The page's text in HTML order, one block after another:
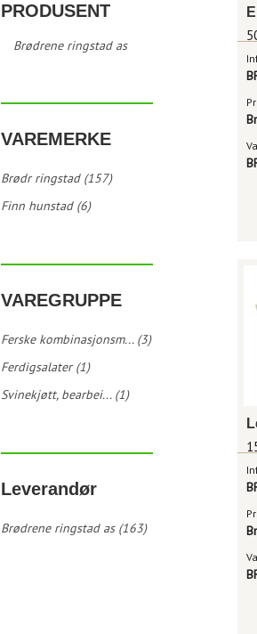
PRODUSENT
Brødrene ringstad as
VAREMERKE
Brødr ringstad (157)
Finn hunstad (6)
VAREGRUPPE
Ferske kombinasjonsm... (3)
Ferdigsalater (1)
Svinekjøtt, bearbei... (1)
Leverandør
Brødrene ringstad as (163)